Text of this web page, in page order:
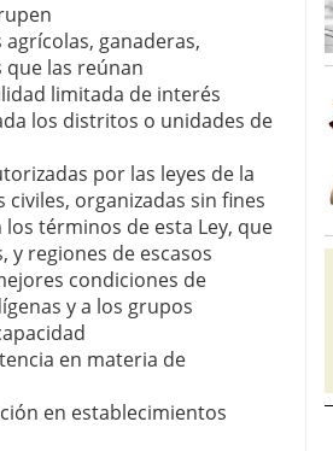
ganaderas,
que las reúnan
limitada de interés
los distritos o unidades de
por las leyes de la
organizadas sin fines
términos de esta Ley, que
y regiones de escasos
condiciones de
y a los grupos
en materia de
en establecimientos